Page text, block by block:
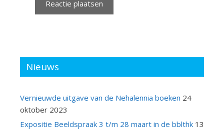
Nieuws
Vernieuwde uitgave van de Nehalennia boeken 24
oktober 2023
Expositie Beeldspraak 3 t/m 28 maart in de bblthk 13